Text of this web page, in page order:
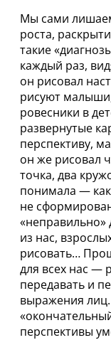
Мы сами
роста,
такие
каждый раз,
он рисовал
рисуют малыши,
ровесники в
развернутые
перспективу,
он же рисовал
точка, два
понимала —
не
«неправильно»
из нас,
рисовать…
для всех нас —
передавать и
выражения
перспективы